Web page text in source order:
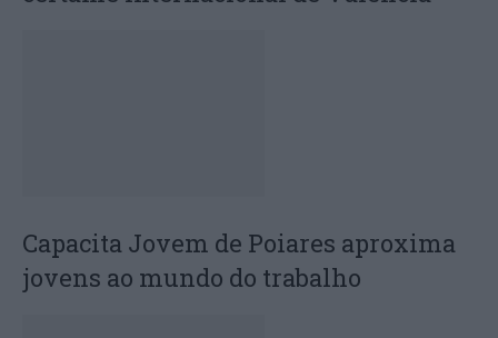
Capacita Jovem de Poiares aproxima
jovens ao mundo do trabalho